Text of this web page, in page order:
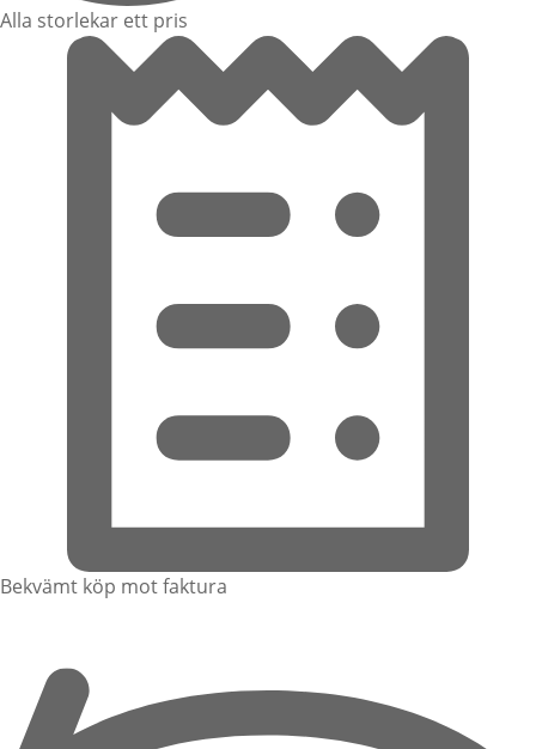
Alla storlekar ett pris
Bekvämt köp mot faktura